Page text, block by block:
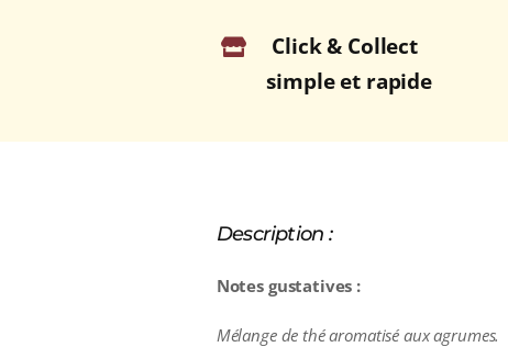
Click & Collect
simple et rapide
Description :
Notes gustatives :
Mélange de thé aromatisé aux agrumes.